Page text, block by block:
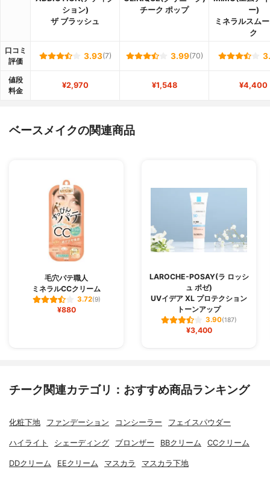
ション)
ザ ブラッシュ
チーク ポップ
ー)
ミネラルスム
ク
口コミ
評価
3.93(7) 3.99(70)
値段
料金
¥2,970 ¥1,548 ¥4,400
ベースメイクの関連商品
毛穴パテ職人
ミネラルCCクリーム
3.72(9)
¥880
LAROCHE-POSAY(ラ ロッシ
ュ ポゼ)
UVイデア XL プロテクション
トーンアップ
3.90(187)
¥3,400
チーク関連カテゴリ：おすすめ商品ランキング
化粧下地 ファンデーション コンシーラー フェイスパウダー
ハイライト シェーディング ブロンザー BBクリーム CCクリーム
DDクリーム EEクリーム マスカラ マスカラ下地